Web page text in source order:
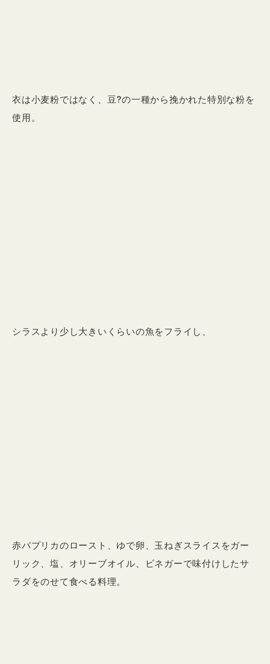
衣は小麦粉ではなく、豆?の一種から挽かれた特別な粉を
使用。
シラスより少し大きいくらいの魚をフライし、
赤パプリカのロースト、ゆで卵、玉ねぎスライスをガー
リック、塩、オリーブオイル、ビネガーで味付けしたサ
ラダをのせて食べる料理。